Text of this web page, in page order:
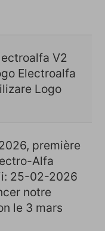
V2
Electroalfa
Logo
première
Alfa
25-02-2026
notre
le 3 mars